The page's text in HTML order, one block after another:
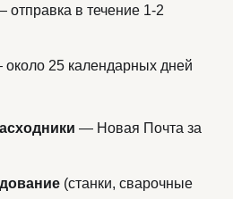
в течение 1-2
25 календарных дней
— Новая Почта за
(станки, сварочные